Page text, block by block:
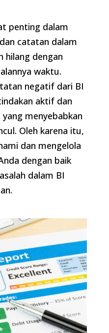
penting dalam
catatan dalam
hilang dengan
waktu.
negatif dari BI
aktif dan
menyebabkan
Oleh karena itu,
dan mengelola
dengan baik
dalam BI